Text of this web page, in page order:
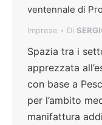
ventennale di
Imprese Di
Spazia tra i
apprezzata
con base a
per l’ambito
manifattura